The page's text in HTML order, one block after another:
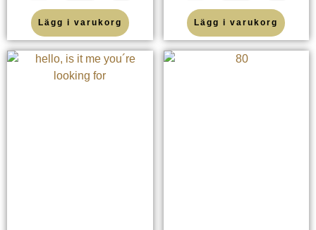
Lägg i varukorg Lägg i varukorg